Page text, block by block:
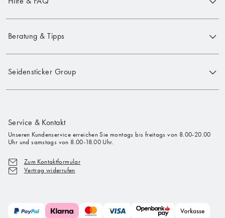
Beratung & Tipps
Seidensticker Group
Service & Kontakt
Unseren Kundenservice erreichen Sie montags bis freitags von 8.00-20.00
Uhr und samstags von 8.00-18.00 Uhr.
Zum Kontaktformular
Vertrag widerrufen